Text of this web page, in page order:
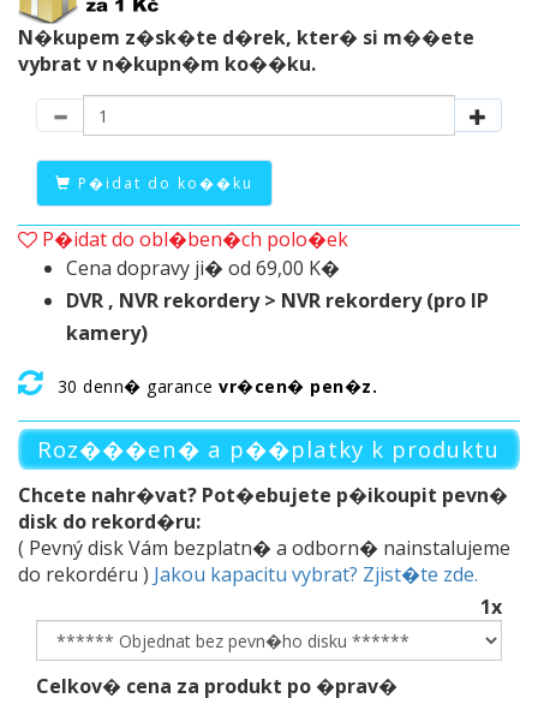
N�kupem z�sk�te d�rek, kter� si m��ete
vybrat v n�kupn�m ko��ku.
P�idat do ko��ku
P�idat do obl�ben�ch polo�ek
Cena dopravy ji� od 69,00 K�
DVR , NVR rekordery > NVR rekordery (pro IP
kamery)
30 denn� garance vr�cen� pen�z.
Roz���en� a p��platky k produktu
Chcete nahr�vat? Pot�ebujete p�ikoupit pevn�
disk do rekord�ru:
( Pevný disk Vám bezplatn� a odborn� nainstalujeme
do rekordéru ) Jakou kapacitu vybrat? Zjist�te zde.
1x
Celkov� cena za produkt po �prav�